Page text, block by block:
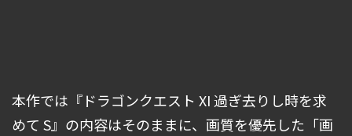
本作では『ドラゴンクエスト XI 過ぎ去りし時を求
めて S』の内容はそのままに、画質を優先した「画